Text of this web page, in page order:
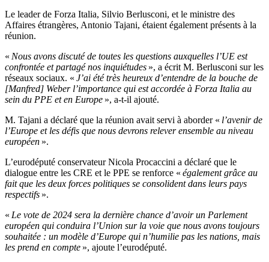
Le leader de Forza Italia, Silvio Berlusconi, et le ministre des
Affaires étrangères, Antonio Tajani, étaient également présents à la
réunion.
« Nous avons discuté de toutes les questions auxquelles l’UE est
confrontée et partagé nos inquiétudes », a écrit M. Berlusconi sur les
réseaux sociaux. « J’ai été très heureux d’entendre de la bouche de
[Manfred] Weber l’importance qui est accordée à Forza Italia au
sein du PPE et en Europe », a-t-il ajouté.
M. Tajani a déclaré que la réunion avait servi à aborder « l’avenir de
l’Europe et les défis que nous devrons relever ensemble au niveau
européen ».
L’eurodéputé conservateur Nicola Procaccini a déclaré que le
dialogue entre les CRE et le PPE se renforce « également grâce au
fait que les deux forces politiques se consolident dans leurs pays
respectifs ».
« Le vote de 2024 sera la dernière chance d’avoir un Parlement
européen qui conduira l’Union sur la voie que nous avons toujours
souhaitée : un modèle d’Europe qui n’humilie pas les nations, mais
les prend en compte », ajoute l’eurodéputé.